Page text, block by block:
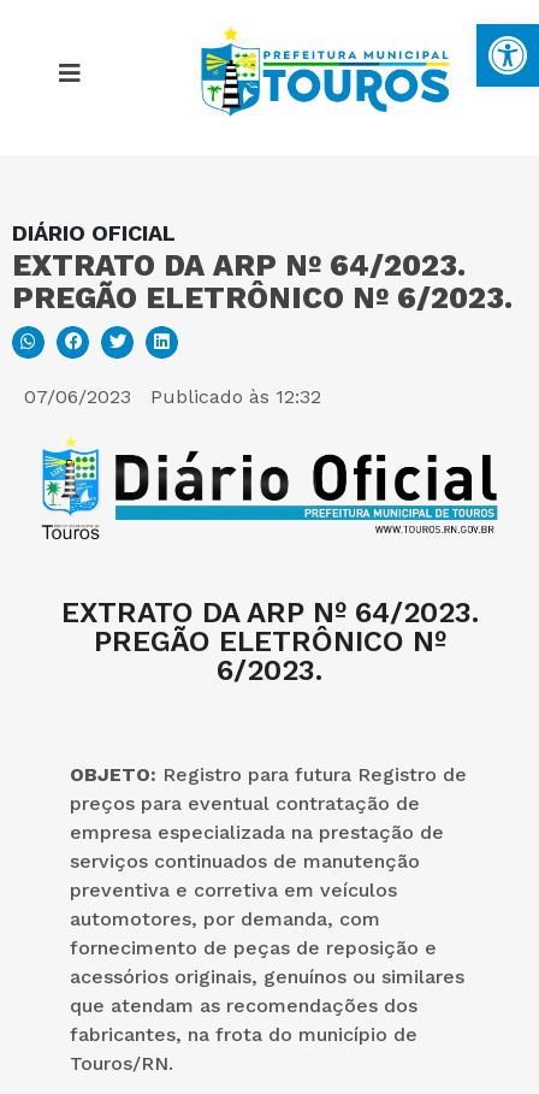
DIÁRIO OFICIAL
EXTRATO DA ARP Nº 64/2023.
PREGÃO ELETRÔNICO Nº 6/2023.
07/06/2023 Publicado às 12:32
EXTRATO DA ARP Nº 64/2023.
PREGÃO ELETRÔNICO Nº
6/2023.
OBJETO: Registro para futura Registro de
preços para eventual contratação de
empresa especializada na prestação de
serviços continuados de manutenção
preventiva e corretiva em veículos
automotores, por demanda, com
fornecimento de peças de reposição e
acessórios originais, genuínos ou similares
que atendam as recomendações dos
fabricantes, na frota do município de
Touros/RN.
MAPA DO SITE
PORTAL DA TRANSPARÊNCIA
E-SIC
PERGUNTAS FREQUENTES